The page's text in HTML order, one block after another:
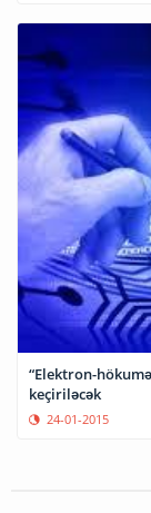
“Elektron-
keçiriləcək
24-01-2015